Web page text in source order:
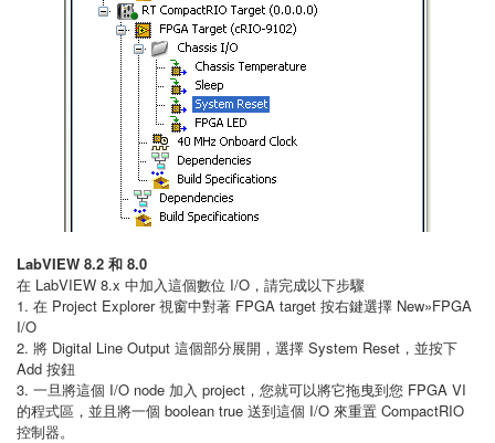
LabVIEW 8.2 和 8.0
在 LabVIEW 8.x 中加入這個數位 I/O，請完成以下步驟
1. 在 Project Explorer 視窗中對著 FPGA target 按右鍵選擇 New»FPGA
I/O
2. 將 Digital Line Output 這個部分展開，選擇 System Reset，並按下
Add 按鈕
3. 一旦將這個 I/O node 加入 project，您就可以將它拖曳到您 FPGA VI
的程式區，並且將一個 boolean true 送到這個 I/O 來重置 CompactRIO
控制器。